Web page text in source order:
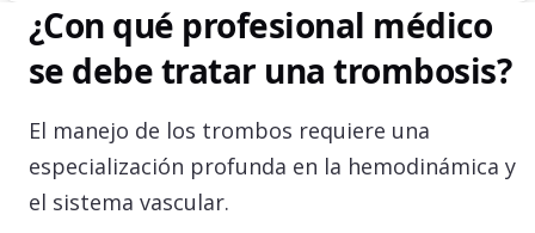
¿Con qué profesional médico
se debe tratar una trombosis?
El manejo de los trombos requiere una
especialización profunda en la hemodinámica y
el sistema vascular.